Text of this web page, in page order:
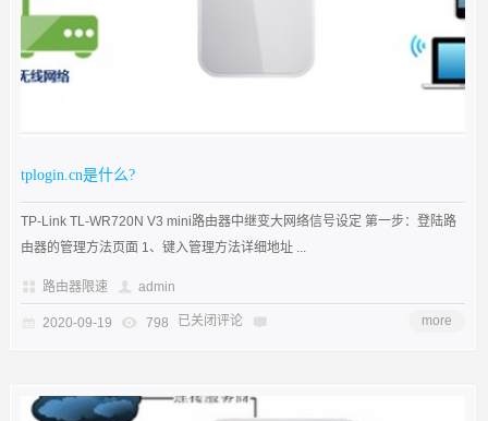
tplogin.cn是什么?
TP-Link TL-WR720N V3 mini路由器中继变大网络信号设定 第一步：登陆路
由器的管理方法页面 1、键入管理方法详细地址 ...
路由器限速 admin
2020-09-19 798 已关闭评论 more